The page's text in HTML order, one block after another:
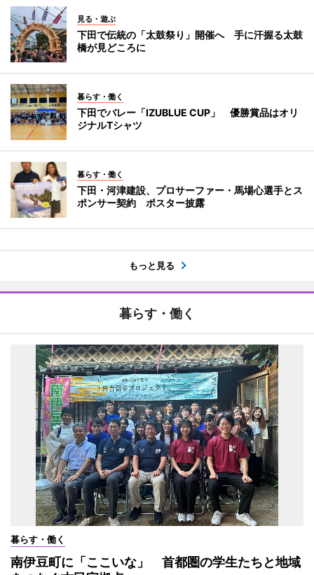
見る・遊ぶ
下田で伝統の「太鼓祭り」開催へ 手に汗握る太鼓
橋が見どころに
暮らす・働く
下田でバレー「IZUBLUE CUP」 優勝賞品はオリ
ジナルTシャツ
暮らす・働く
下田・河津建設、プロサーファー・馬場心選手とス
ポンサー契約 ポスター披露
もっと見る
暮らす・働く
暮らす・働く
南伊豆町に「ここいな」 首都圏の学生たちと地域